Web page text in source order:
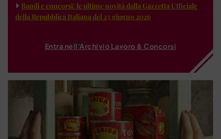
Bandi e concorsi: le ultime novità dalla Gazzetta Ufficiale
della Repubblica Italiana del 23 giugno 2026
Entra nell'Archivio Lavoro & Concorsi